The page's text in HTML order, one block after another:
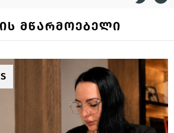
SKIN
ᲛᲬᲐᲠᲛᲝᲔᲑᲔᲚᲘ